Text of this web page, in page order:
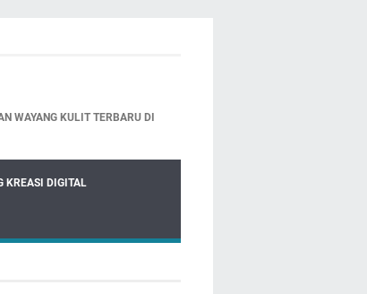
WAYANG KULIT TERBARU DI
KREASI DIGITAL